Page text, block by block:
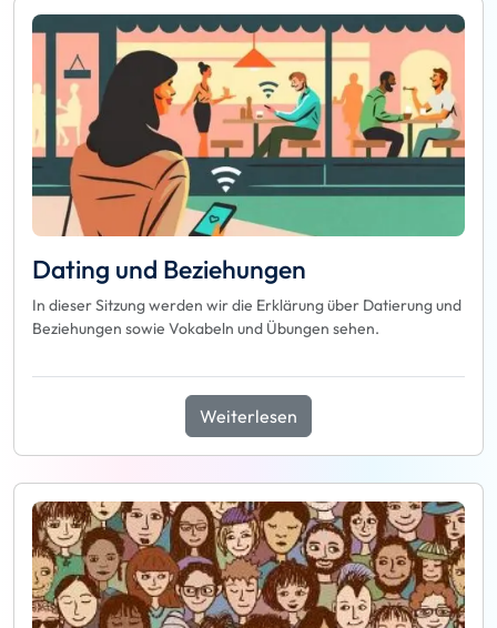
Dating und Beziehungen
In dieser Sitzung werden wir die Erklärung über Datierung und
Beziehungen sowie Vokabeln und Übungen sehen.
Weiterlesen